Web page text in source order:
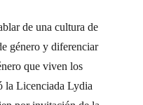
de una cultura de
género y diferenciar
que viven los
la Licenciada Lydia